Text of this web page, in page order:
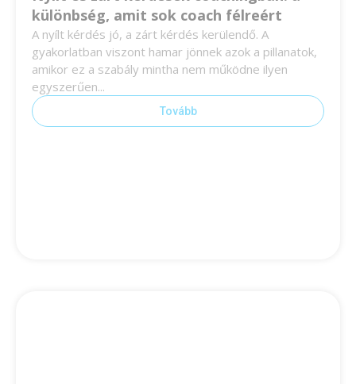
különbség, amit sok coach félreért
A nyílt kérdés jó, a zárt kérdés kerülendő. A
gyakorlatban viszont hamar jönnek azok a pillanatok,
amikor ez a szabály mintha nem működne ilyen
egyszerűen...
Tovább